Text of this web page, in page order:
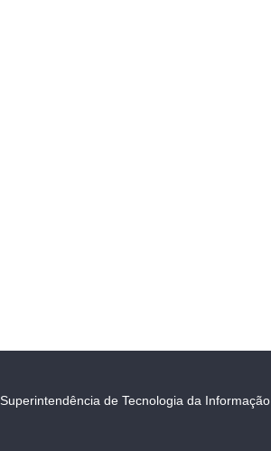
Superintendência de Tecnologia da Informação